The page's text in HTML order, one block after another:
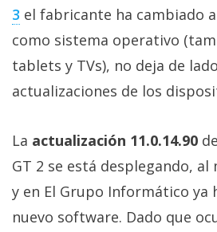
Contacto
Sobre
nosotros
/
Cambiar
opciones
de
privacidad
3 el fabricante ha cambiado a
como sistema operativo
tablets y TVs), no deja de
actualizaciones de los
La actualización 11.0.14.90
GT 2 se está desplegando, al
y en El Grupo Informático ya
nuevo software. Dado que